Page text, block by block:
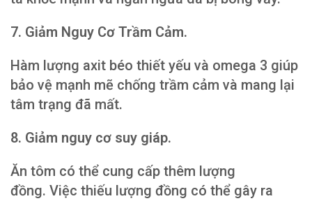
7. Giảm Nguy Cơ Trầm Cảm.
Hàm lượng axit béo thiết yếu và omega 3 giúp
bảo vệ mạnh mẽ chống trầm cảm và mang lại
tâm trạng đã mất.
8. Giảm nguy cơ suy giáp.
Ăn tôm có thể cung cấp thêm lượng
đồng. Việc thiếu lượng đồng có thể gây ra